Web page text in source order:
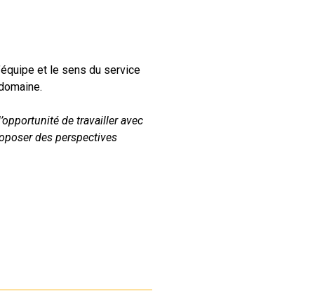
et le sens du service
de travailler avec
des perspectives